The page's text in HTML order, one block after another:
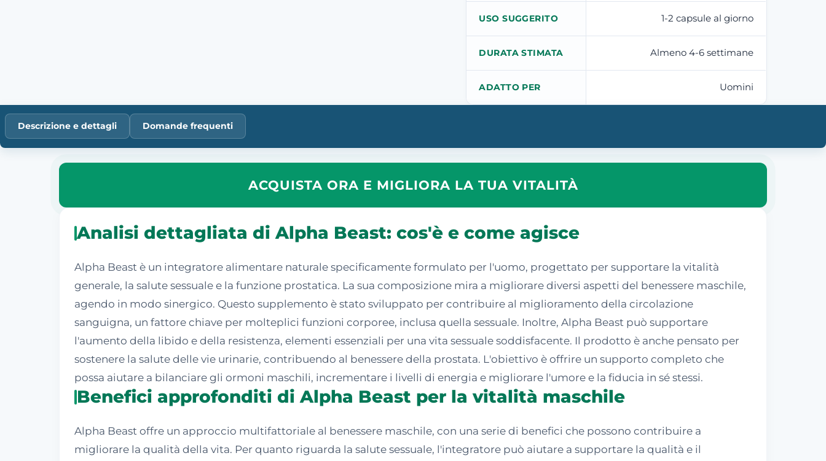
USO SUGGERITO 1-2 capsule al giorno
DURATA STIMATA Almeno 4-6 settimane
ADATTO PER Uomini
Descrizione e dettagli Domande frequenti
ACQUISTA ORA E MIGLIORA LA TUA VITALITÀ
Analisi dettagliata di Alpha Beast: cos'è e come agisce
Alpha Beast è un integratore alimentare naturale specificamente formulato per l'uomo, progettato per supportare la vitalità
generale, la salute sessuale e la funzione prostatica. La sua composizione mira a migliorare diversi aspetti del benessere maschile,
agendo in modo sinergico. Questo supplemento è stato sviluppato per contribuire al miglioramento della circolazione
sanguigna, un fattore chiave per molteplici funzioni corporee, inclusa quella sessuale. Inoltre, Alpha Beast può supportare
l'aumento della libido e della resistenza, elementi essenziali per una vita sessuale soddisfacente. Il prodotto è anche pensato per
sostenere la salute delle vie urinarie, contribuendo al benessere della prostata. L'obiettivo è offrire un supporto completo che
possa aiutare a bilanciare gli ormoni maschili, incrementare i livelli di energia e migliorare l'umore e la fiducia in sé stessi.
Benefici approfonditi di Alpha Beast per la vitalità maschile
Alpha Beast offre un approccio multifattoriale al benessere maschile, con una serie di benefici che possono contribuire a
migliorare la qualità della vita. Per quanto riguarda la salute sessuale, l'integratore può aiutare a supportare la qualità e il